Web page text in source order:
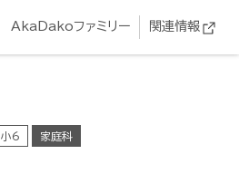
AkaDakoファミリー 関連情報
小6 家庭科